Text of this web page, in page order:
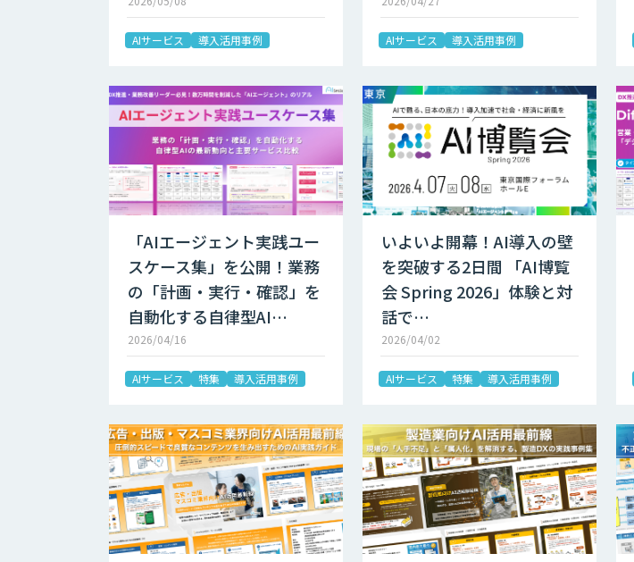
AIサービス 導入活用事例 AIサービス 導入活用事例
「AIエージェント実践ユー
スケース集」を公開！業務
の「計画・実行・確認」を
自動化する自律型AI…
2026/04/16
AIサービス 特集 導入活用事例
いよいよ開幕！AI導入の壁
を突破する2日間 「AI博覧
会 Spring 2026」体験と対
話で…
2026/04/02
AIサービス 特集 導入活用事例